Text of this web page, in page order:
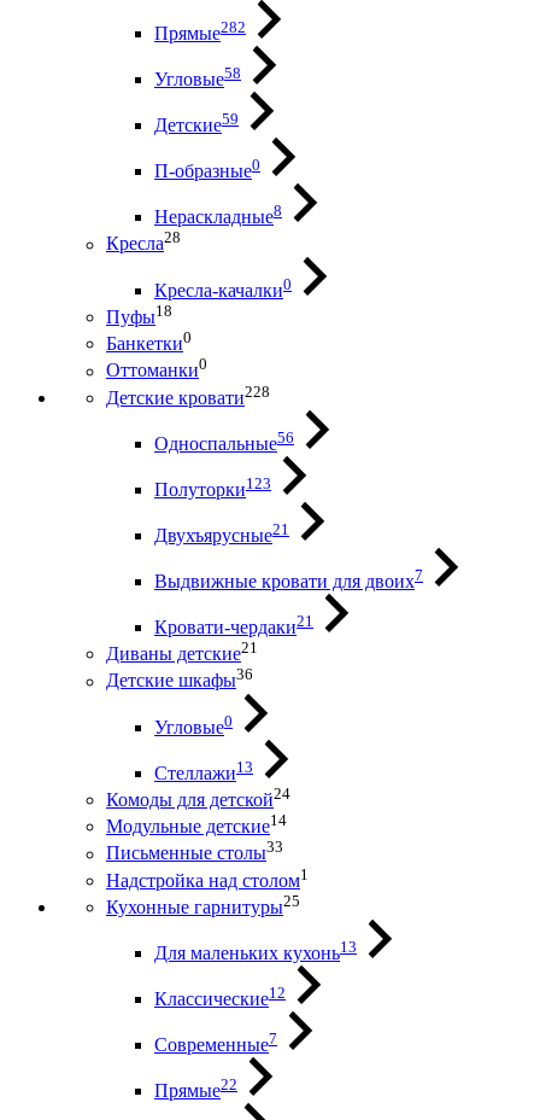
Прямые282
Угловые58
Детские59
П-образные0
Нераскладные8
Кресла28
Кресла-качалки0
Пуфы18
Банкетки0
Оттоманки0
Детские кровати228
Односпальные56
Полуторки123
Двухъярусные21
Выдвижные кровати для двоих7
Кровати-чердаки21
Диваны детские21
Детские шкафы36
Угловые0
Стеллажи13
Комоды для детской24
Модульные детские14
Письменные столы33
Надстройка над столом1
Кухонные гарнитуры25
Для маленьких кухонь13
Классические12
Современные7
Прямые22